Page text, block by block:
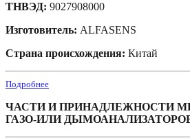
ТНВЭД: 9027908000
Изготовитель: ALFASENS
Страна происхождения: Китай
Подробнее
ЧАСТИ И ПРИНАДЛЕЖНОСТИ
ГАЗО-ИЛИ ДЫМОАНАЛИЗАТОРОВ